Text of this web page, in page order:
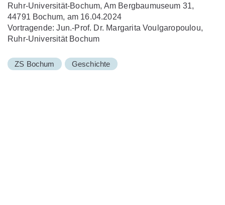
Ruhr-Universität-Bochum, Am Bergbaumuseum 31,
44791 Bochum, am 16.04.2024
Vortragende: Jun.-Prof. Dr. Margarita Voulgaropoulou,
Ruhr-Universität Bochum
ZS Bochum Geschichte